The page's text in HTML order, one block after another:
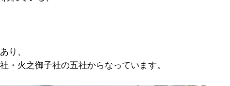
り、
・火之御子社の五社からなっています。